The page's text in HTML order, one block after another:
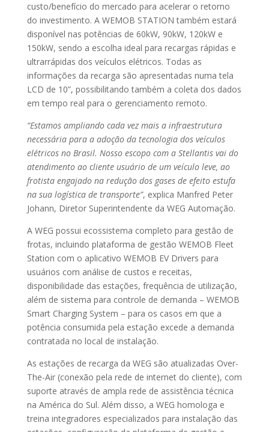
custo/benefício do mercado para acelerar o retorno
do investimento. A WEMOB STATION também estará
disponível nas potências de 60kW, 90kW, 120kW e
150kW, sendo a escolha ideal para recargas rápidas e
ultrarrápidas dos veículos elétricos. Todas as
informações da recarga são apresentadas numa tela
LCD de 10”, possibilitando também a coleta dos dados
em tempo real para o gerenciamento remoto.
“Estamos ampliando cada vez mais a infraestrutura
necessária para a adoção da tecnologia dos veículos
elétricos no Brasil. Nosso escopo com a Stellantis vai do
atendimento ao cliente usuário de um veículo leve, ao
frotista engajado na redução dos gases de efeito estufa
na sua logística de transporte”, explica Manfred Peter
Johann, Diretor Superintendente da WEG Automação.
A WEG possui ecossistema completo para gestão de
frotas, incluindo plataforma de gestão WEMOB Fleet
Station com o aplicativo WEMOB EV Drivers para
usuários com análise de custos e receitas,
disponibilidade das estações, frequência de utilização,
além de sistema para controle de demanda – WEMOB
Smart Charging System – para os casos em que a
potência consumida pela estação excede a demanda
contratada no local de instalação.
As estações de recarga da WEG são atualizadas Over-
The-Air (conexão pela rede de internet do cliente), com
suporte através de ampla rede de assistência técnica
na América do Sul. Além disso, a WEG homologa e
treina integradores especializados para instalação das